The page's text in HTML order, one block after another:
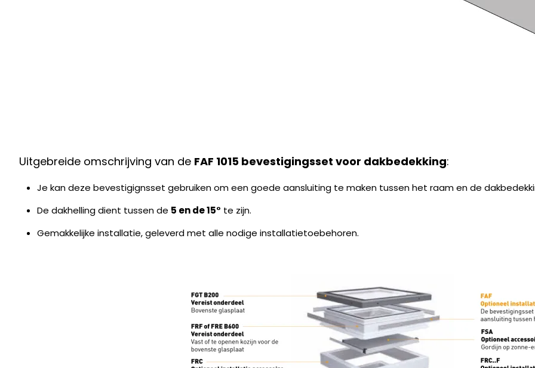
Uitgebreide omschrijving van de FAF 1015 bevestigingsset voor dakbedekking:
Je kan deze bevestigignsset gebruiken om een goede aansluiting te maken tussen het raam en de
De dakhelling dient tussen de 5 en de 15° te zijn.
Gemakkelijke installatie, geleverd met alle nodige installatietoebehoren.